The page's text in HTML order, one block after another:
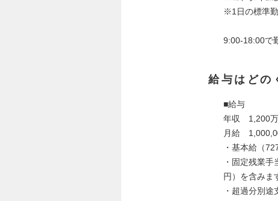
※1日の標準
9:00-18:00で
給与はどの
■給与
年収 1,200万
月給
・基本給（
・固定残業
円）を含みま
・超過分別途